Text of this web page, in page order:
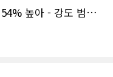
앨버타 시골 지역 범죄율 도시보다 54% 높아 - 강도 범죄는 도시가 ..